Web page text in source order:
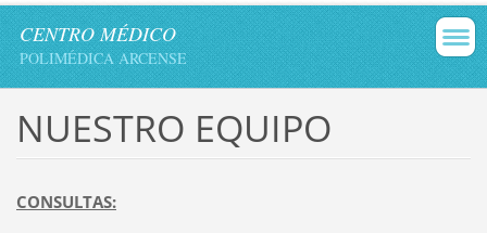
CENTRO MÉDICO
POLIMÉDICA ARCENSE
NUESTRO EQUIPO
CONSULTAS: